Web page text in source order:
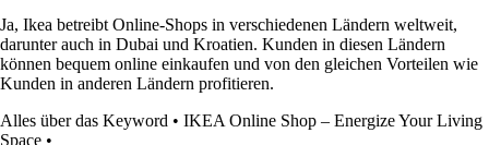
Ja, Ikea betreibt Online-Shops in verschiedenen Ländern weltweit,
darunter auch in Dubai und Kroatien. Kunden in diesen Ländern
können bequem online einkaufen und von den gleichen Vorteilen wie
Kunden in anderen Ländern profitieren.
Alles über das Keyword • IKEA Online Shop – Energize Your Living
Space •